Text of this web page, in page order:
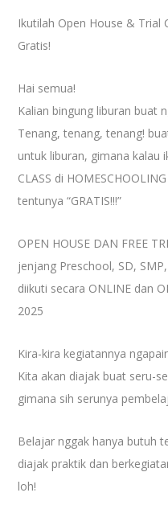
Ikutilah Open House & Trial
Gratis!
Hai semua!
Kalian bingung liburan buat
Tenang, tenang, tenang!
untuk liburan, gimana kalau
CLASS di
tentunya “GRATIS!!!”
OPEN HOUSE DAN FREE
jenjang Preschool, SD,
diikuti secara ONLINE dan
2025
Kira-kira kegiatannya
Kita akan diajak buat seru-
gimana sih serunya
Belajar nggak hanya butuh
diajak praktik dan
loh!